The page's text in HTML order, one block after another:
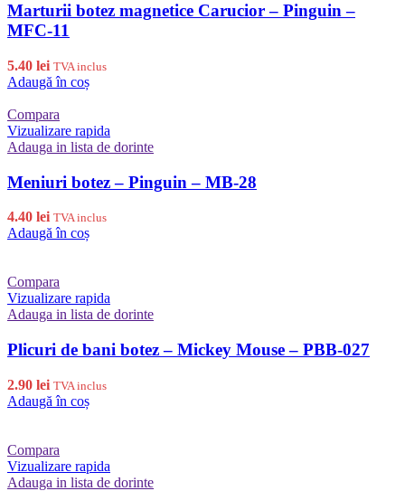
Marturii botez magnetice Carucior – Pinguin –
MFC-11
5.40 lei TVA inclus
Adaugă în coș
Compara
Vizualizare rapida
Adauga in lista de dorinte
Meniuri botez – Pinguin – MB-28
4.40 lei TVA inclus
Adaugă în coș
Compara
Vizualizare rapida
Adauga in lista de dorinte
Plicuri de bani botez – Mickey Mouse – PBB-027
2.90 lei TVA inclus
Adaugă în coș
Compara
Vizualizare rapida
Adauga in lista de dorinte